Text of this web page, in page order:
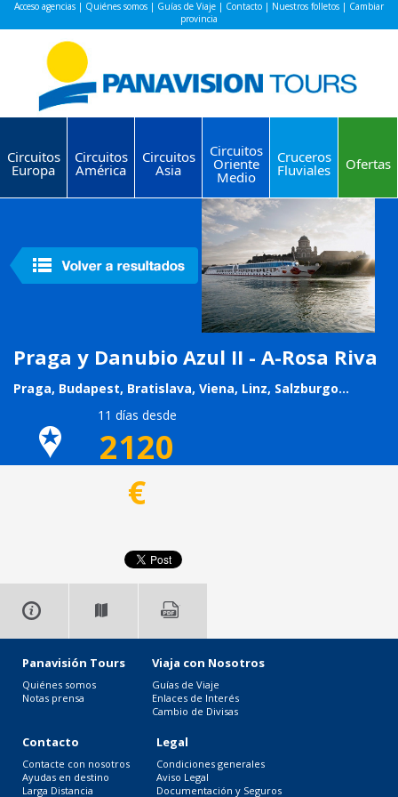
Acceso agencias | Quiénes somos | Guías de Viaje | Contacto | Nuestros folletos | Cambiar
provincia
Circuitos
Europa
Circuitos
América
Circuitos
Asia
Circuitos
Oriente
Medio
Cruceros
Fluviales Ofertas
Praga y Danubio Azul II - A-Rosa Riva
Praga, Budapest, Bratislava, Viena, Linz, Salzburgo...
11 días desde
2120
€
Panavisión Tours
Quiénes somos
Notas prensa
Viaja con Nosotros
Guías de Viaje
Enlaces de Interés
Cambio de Divisas
Contacto
Contacte con nosotros
Ayudas en destino
Larga Distancia
Legal
Condiciones generales
Aviso Legal
Documentación y Seguros